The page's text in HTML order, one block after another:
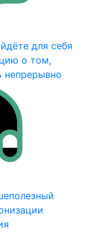
для себя
о том,
непрерывно